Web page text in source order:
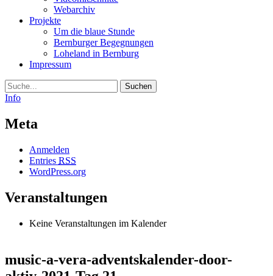
Webarchiv
Projekte
Um die blaue Stunde
Bernburger Begegnungen
Loheland in Bernburg
Impressum
Suche
Info
Meta
Anmelden
Entries RSS
WordPress.org
Veranstaltungen
Keine Veranstaltungen im Kalender
music-a-vera-adventskalender-door-